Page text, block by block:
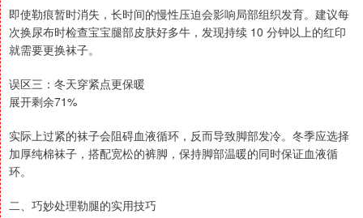
即使勒痕暂时消失，长时间的慢性压迫会影响局部组织发育。建议每
次换尿布时检查宝宝腿部皮肤好多牛，发现持续 10 分钟以上的红印
就需要更换袜子。
误区三：冬天穿紧点更保暖
展开剩余71%
实际上过紧的袜子会阻碍血液循环，反而导致脚部发冷。冬季应选择
加厚纯棉袜子，搭配宽松的裤脚，保持脚部温暖的同时保证血液循
环。
二、巧妙处理勒腿的实用技巧